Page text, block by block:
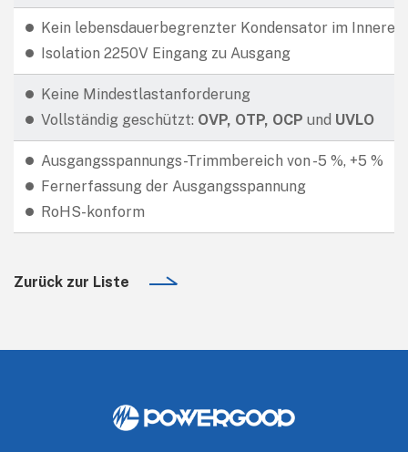
Kein lebensdauerbegrenzter Kondensator im Inneren
Isolation 2250V Eingang zu Ausgang
Keine Mindestlastanforderung
Vollständig geschützt: OVP, OTP, OCP und UVLO
Ausgangsspannungs-Trimmbereich von -5 %, +5 %
Fernerfassung der Ausgangsspannung
RoHS-konform
Zurück zur Liste